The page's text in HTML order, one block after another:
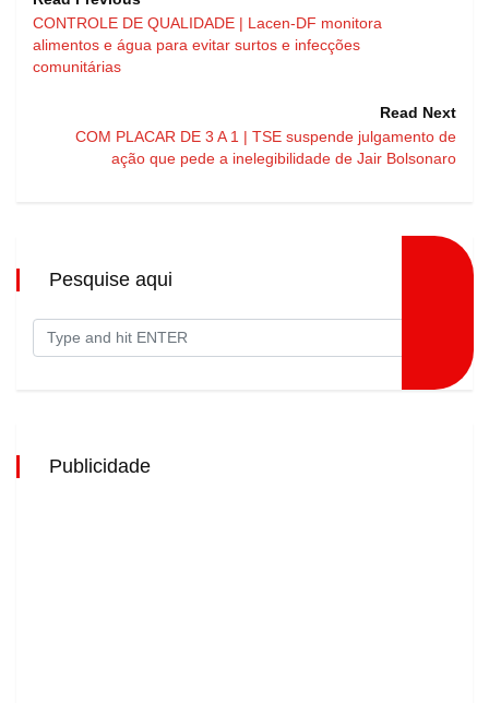
CONTROLE DE QUALIDADE | Lacen-DF monitora
alimentos e água para evitar surtos e infecções
comunitárias
Read Next
COM PLACAR DE 3 A 1 | TSE suspende julgamento de
ação que pede a inelegibilidade de Jair Bolsonaro
Pesquise aqui
Publicidade